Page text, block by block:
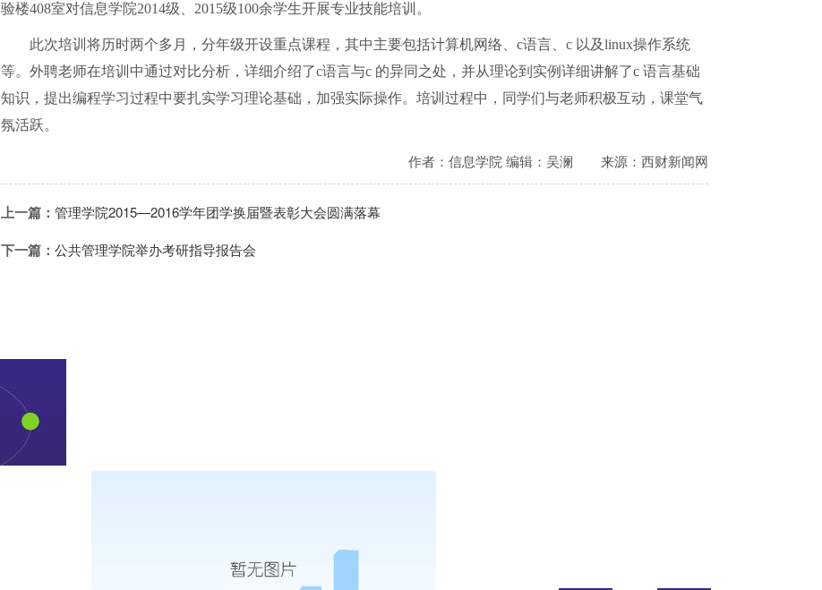
验楼408室对信息学院2014级、 2015级100余学生开展专业技能培训。
此次培训将历时两个多月，分年级开设重点课程，其中主要包括计算机网络、 c语言、 c 以及linux操作系统
等。外聘老师在培训中通过对比分析，详细介绍了c语言与c 的异同之处，并从理论到实例详细讲解了c 语言基础
知识，提出编程学习过程中要扎实学习理论基础，加强实际操作。培训过程中，同学们与老师积极互动，课堂气
氛活跃。
作者：信息学院 编辑：吴澜 来源：西财新闻网
上一篇： 管理学院2015—2016学年团学换届暨表彰大会圆满落幕
下一篇： 公共管理学院举办考研指导报告会